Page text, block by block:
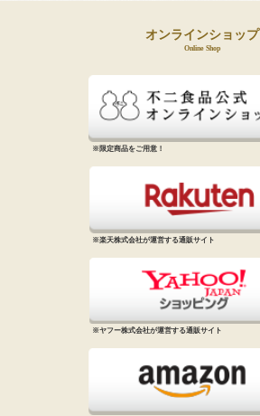
オンラインショップ
Online Shop
※限定商品をご用意！
※楽天株式会社が運営する通販サイト
※ヤフー株式会社が運営する通販サイト